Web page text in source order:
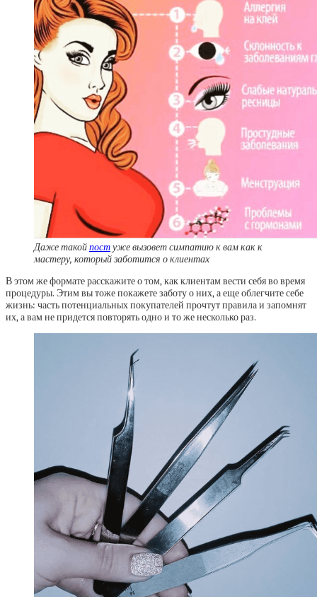
Даже такойпостуже вызовет симпатию к вам как к
мастеру, который заботится о клиентах
В этом же формате расскажите о том, как клиентам вести себя во время
процедуры. Этим вы тоже покажете заботу о них, а еще облегчите себе
жизнь: часть потенциальных покупателей прочтут правила и запомнят
их, а вам не придется повторять одно и то же несколько раз.